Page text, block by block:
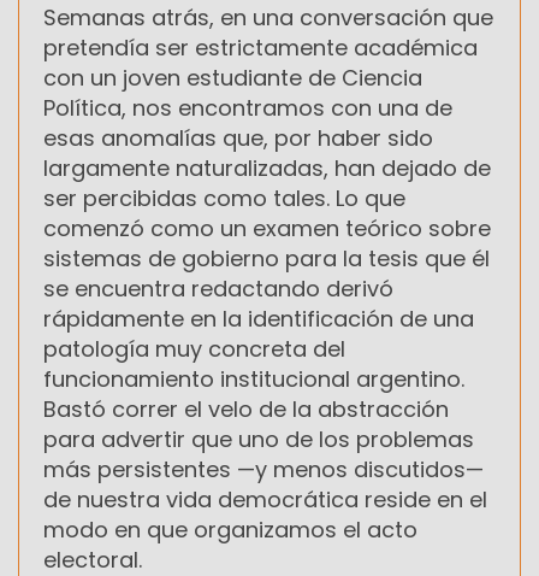
Semanas atrás, en una conversación que
pretendía ser estrictamente académica
con un joven estudiante de Ciencia
Política, nos encontramos con una de
esas anomalías que, por haber sido
largamente naturalizadas, han dejado de
ser percibidas como tales. Lo que
comenzó como un examen teórico sobre
sistemas de gobierno para la tesis que él
se encuentra redactando derivó
rápidamente en la identificación de una
patología muy concreta del
funcionamiento institucional argentino.
Bastó correr el velo de la abstracción
para advertir que uno de los problemas
más persistentes —y menos discutidos—
de nuestra vida democrática reside en el
modo en que organizamos el acto
electoral.